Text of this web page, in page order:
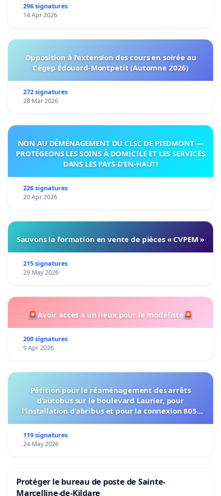
296 signatures
14 Apr 2026
Opposition à l’extension des cours en soirée au
Cégep Édouard-Montpetit (Automne 2026)
272 signatures
28 Mar 2026
NON AU DÉMÉNAGEMENT DU CLSC DE PIEDMONT —
PROTÉGEONS LES SOINS À DOMICILE ET LES SERVICES
DANS LES PAYS-D’EN-HAUT!
226 signatures
20 Apr 2026
Sauvons la formation en vente de pièces « CVPEM »
215 signatures
29 May 2026
🚨Avoir acces a un lieux pour le modéliste🚨
200 signatures
9 Apr 2026
Pétition pour le réaménagement des arrêts
d’autobus sur le boulevard Laurier, pour
l’installation d’abribus et pour la connexion 805-
119 signatures
24 May 2026
Protéger le bureau de poste de Sainte-
Marcelline-de-Kildare